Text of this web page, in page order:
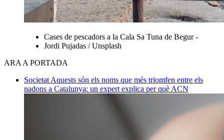
Cases de pescadors a la Cala Sa Tuna de Begur -
Jordi Pujadas / Unsplash
ARA A PORTADA
Societat Aquests són els noms que més triomfen entre els
nadons a Catalunya: un expert explica per què ACN